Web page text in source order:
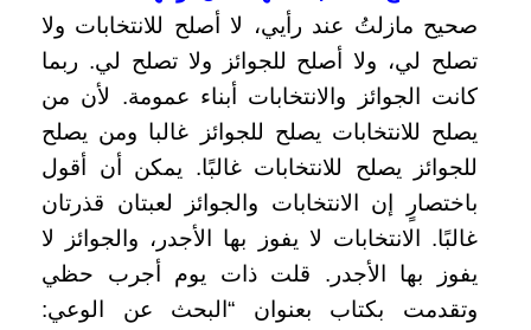
صحيح مازلتُ عند رأيي، لا أصلح للانتخابات ولا
تصلح لي، ولا أصلح للجوائز ولا تصلح لي. ربما
كانت الجوائز والانتخابات أبناء عمومة. لأن من
يصلح للانتخابات يصلح للجوائز غالبا ومن يصلح
للجوائز يصلح للانتخابات غالبًا. يمكن أن أقول
باختصارٍ إن الانتخابات والجوائز لعبتان قذرتان
غالبًا. الانتخابات لا يفوز بها الأجدر، والجوائز لا
يفوز بها الأجدر. قلت ذات يوم أجرب حظي
وتقدمت بكتاب بعنوان “البحث عن الوعي: